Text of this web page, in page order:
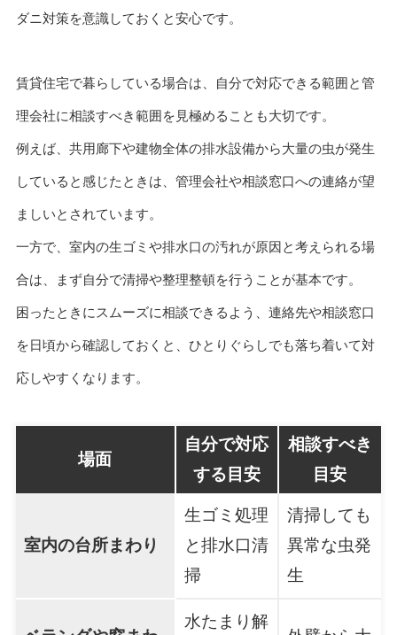
ダニ対策を意識しておくと安心です。
賃貸住宅で暮らしている場合は、自分で対応できる範囲と管
理会社に相談すべき範囲を見極めることも大切です。
例えば、共用廊下や建物全体の排水設備から大量の虫が発生
していると感じたときは、管理会社や相談窓口への連絡が望
ましいとされています。
一方で、室内の生ゴミや排水口の汚れが原因と考えられる場
合は、まず自分で清掃や整理整頓を行うことが基本です。
困ったときにスムーズに相談できるよう、連絡先や相談窓口
を日頃から確認しておくと、ひとりぐらしでも落ち着いて対
応しやすくなります。
場面
自分で対応
する目安
相談すべき
目安
室内の台所まわり
生ゴミ処理
と排水口清
掃
清掃しても
異常な虫発
生
水たまり解